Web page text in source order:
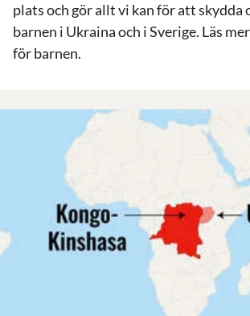
plats och gör allt vi kan för att skydda
barnen i Ukraina och i Sverige. Läs
för barnen.